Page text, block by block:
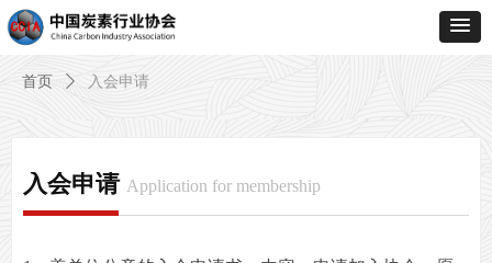
首页 ꄲ 入会申请
入会申请 Application for membership